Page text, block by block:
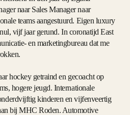
naar Sales Manager naar
teams aangestuurd. Eigen luxury
vijf jaar gerund. In coronatijd East
en marketingbureau dat me
hockey getraind en gecoacht op
hogere jeugd. Internationale
kinderen en vijfenveertig
bij MHC Roden. Automotive